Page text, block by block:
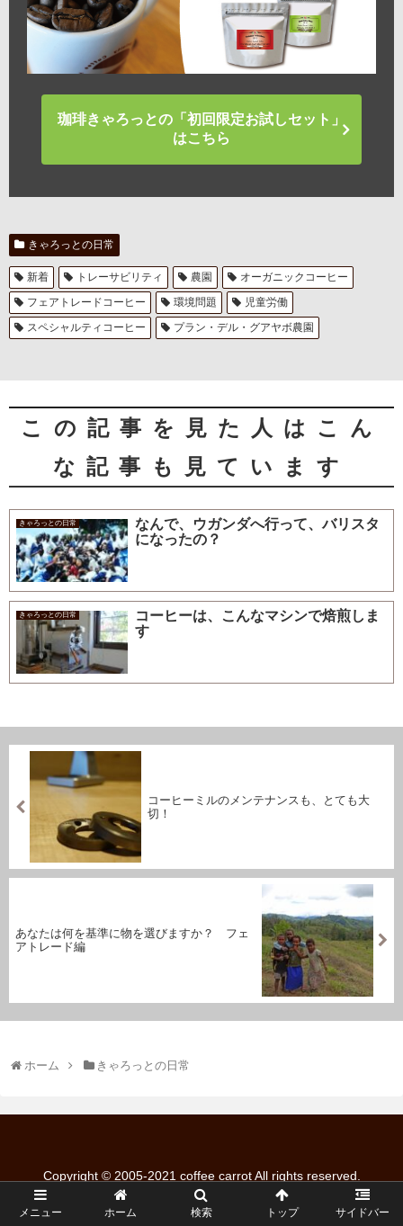
珈琲きゃろっとの「初回限定お試しセット」
はこちら
きゃろっとの日常
新着 トレーサビリティ 農園
オーガニックコーヒー
フェアトレードコーヒー
環境問題
児童労働
スペシャルティコーヒー
プラン・デル・グアヤボ農園
この記事を見た人はこん
な記事も見ています
きゃろっとの日常
なんで、ウガンダへ行って、バリスタ
になったの？
きゃろっとの日常
コーヒーは、こんなマシンで焙煎しま
す
コーヒーミルのメンテナンスも、とても大
切！
あなたは何を基準に物を選びますか？ フェ
アトレード編
ホーム きゃろっとの日常
Copyright © 2005-2021 coffee carrot All rights reserved.
メニュー ホーム 検索 トップ サイドバー